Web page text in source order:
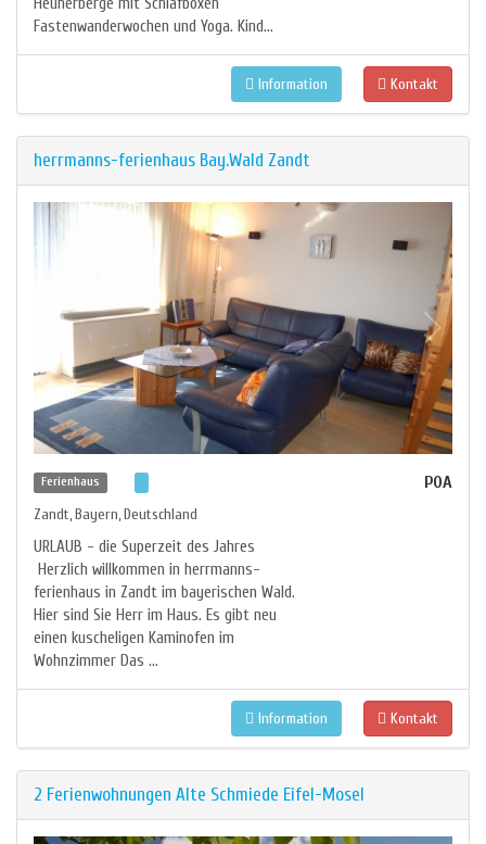
Heuherberge mit Schlafboxen
Fastenwanderwochen und Yoga. Kind...
Kontakt
Information
herrmanns-ferienhaus Bay.Wald Zandt
Ferienhaus
Zandt Bayern Deutschland
URLAUB - die Superzeit des Jahres
Herzlich willkommen in herrmanns-
ferienhaus in Zandt im bayerischen Wald.
Hier sind Sie Herr im Haus. Es gibt neu
einen kuscheligen Kaminofen im
Wohnzimmer Das ...
POA
Kontakt
Information
2 Ferienwohnungen Alte Schmiede Eifel-Mosel